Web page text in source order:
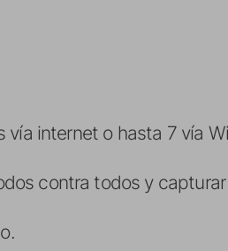
internet o hasta 7 vía
contra todos y